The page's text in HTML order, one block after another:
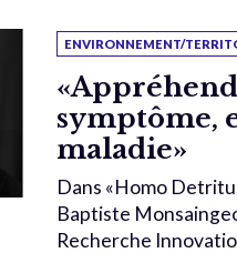
ENVIRONNEMENT/
symptôme,
maladie»
Dans «Homo
Baptiste
Recherche